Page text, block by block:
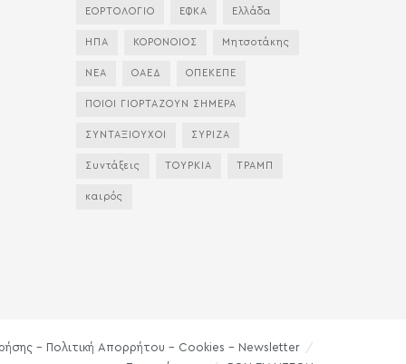
ΕΟΡΤΟΛΟΓΙΟ ΕΦΚΑ Ελλάδα
ΗΠΑ ΚΟΡΟΝΟΙΟΣ Μητσοτάκης
ΝΕΑ ΟΑΕΔ ΟΠΕΚΕΠΕ
ΠΟΙΟΙ ΓΙΟΡΤΑΖΟΥΝ ΣΗΜΕΡΑ
ΣΥΝΤΑΞΙΟΥΧΟΙ ΣΥΡΙΖΑ
Συντάξεις ΤΟΥΡΚΙΑ ΤΡΑΜΠ
καιρός
– Πολιτική Απορρήτου – Cookies – Newsletter